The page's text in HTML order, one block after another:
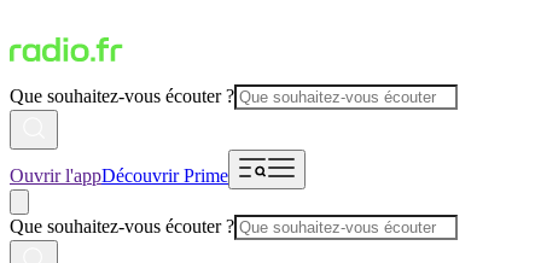
Que souhaitez-vous écouter ?
Ouvrir l'appDécouvrir Prime
Que souhaitez-vous écouter ?